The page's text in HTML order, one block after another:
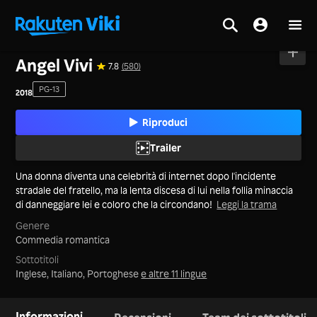
Angel Vivi 7.8 (580)
2018 PG-13
Riproduci
Trailer
Una donna diventa una celebrità di internet dopo l'incidente
stradale del fratello, ma la lenta discesa di lui nella follia minaccia
di danneggiare lei e coloro che la circondano! Leggi la trama
Genere
Commedia romantica
Sottotitoli
Inglese, Italiano, Portoghesee altre 11 lingue